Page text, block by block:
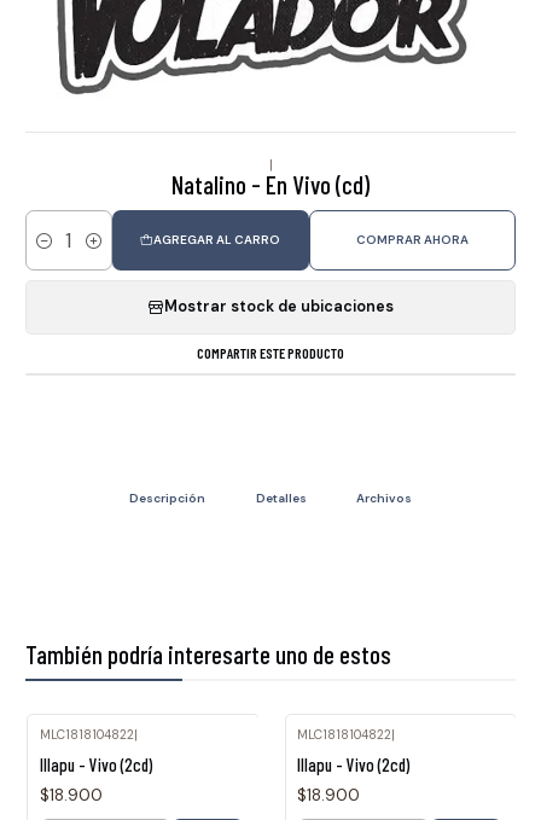
|
Natalino - En Vivo (cd)
Cantidad
AGREGAR AL CARRO COMPRAR AHORA
Mostrar stock de ubicaciones
COMPARTIR ESTE PRODUCTO
Descripción Detalles Archivos
También podría interesarte uno de estos
MLC1818104822|
Illapu - Vivo (2cd)
$18.900
MLC1818104822|
Illapu - Vivo (2cd)
$18.900